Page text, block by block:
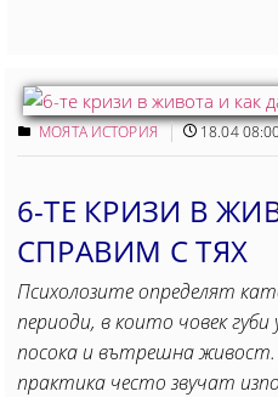
МОЯТА ИСТОРИЯ 18.04
6-ТЕ КРИЗИ В
СПРАВИМ С ТЯХ
Психолозите определят
периоди, в които човек
посока и вътрешна
практика често звучат